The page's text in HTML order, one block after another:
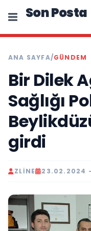
Son Posta
ANA SAYFA/GÜNDEM
Bir Dilek
Sağlığı
girdi
ZLINE 23.02.2024